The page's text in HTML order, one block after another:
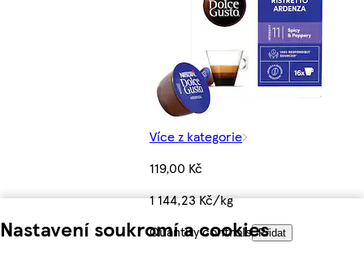
Nastavení soukromí a cookies
Více z kategorie
119,00 Kč
1 144,23 Kč/kg
Quantity controls Přidat